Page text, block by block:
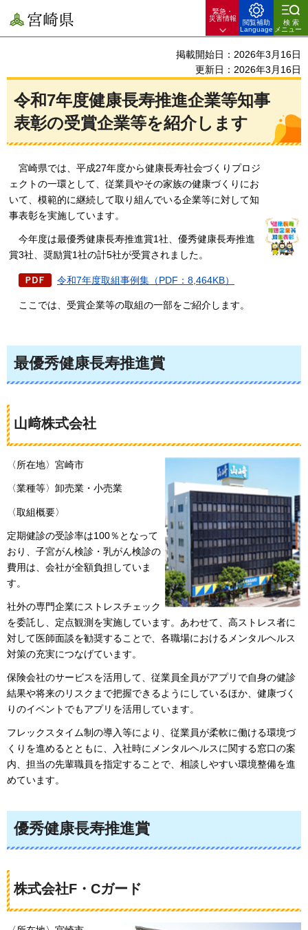
宮崎県
緊急・
災害情報
閲覧補助
Language
検索
メニュー
掲載開始日：2026年3月16日
更新日：2026年3月16日
令和7年度健康長寿推進企業等知事
表彰の受賞企業等を紹介します
宮崎県では、平成27年度から健康長寿社会づくりプロジ
ェクトの一環として、従業員やその家族の健康づくりにお
いて、模範的に継続して取り組んでいる企業等に対して知
事表彰を実施しています。
今年度は最優秀健康長寿推進賞1社、優秀健康長寿推進
賞3社、奨励賞1社の計5社が受賞されました。
令和7年度取組事例集（PDF：8,464KB）
ここでは、受賞企業等の取組の一部をご紹介します。
最優秀健康長寿推進賞
山﨑株式会社
〈所在地〉宮崎市
〈業種等〉卸売業・小売業
〈取組概要〉
定期健診の受診率は100％となって
おり、子宮がん検診・乳がん検診の
費用は、会社が全額負担していま
す。
社外の専門企業にストレスチェック
を委託し、定点観測を実施しています。あわせて、高ストレス者に
対して医師面談を勧奨することで、各職場におけるメンタルヘルス
対策の充実につなげています。
保険会社のサービスを活用して、従業員全員がアプリで自身の健診
結果や将来のリスクまで把握できるようにしているほか、健康づく
りのイベントでもアプリを活用しています。
フレックスタイム制の導入等により、従業員が柔軟に働ける環境づ
くりを進めるとともに、入社時にメンタルヘルスに関する窓口の案
内、担当の先輩職員を指定することで、相談しやすい環境整備を進
めています。
優秀健康長寿推進賞
株式会社F・Cガード